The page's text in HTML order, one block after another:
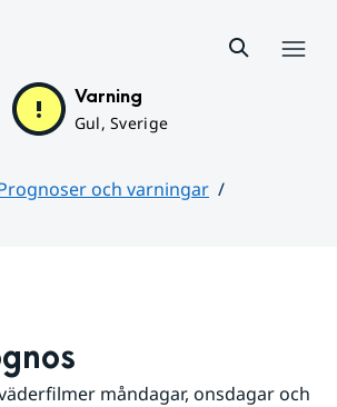
Varning
Gul, Sverige
och varningar
måndagar, onsdagar och